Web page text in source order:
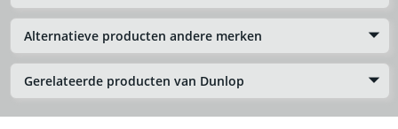
Alternatieve producten andere merken
Gerelateerde producten van Dunlop